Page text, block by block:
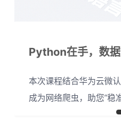
Python在手，数
本次课程结合华为云微
成为网络爬虫，助您“稳